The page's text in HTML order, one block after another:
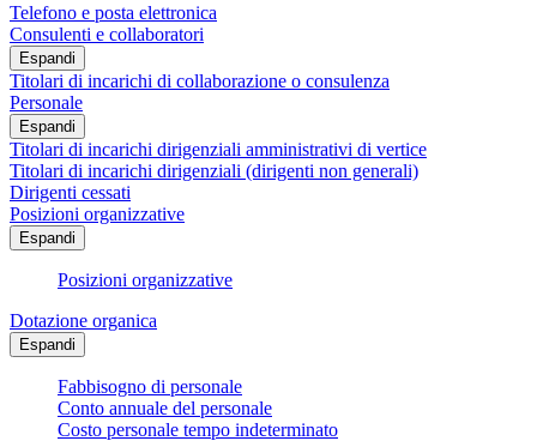
Telefono e posta elettronica
Consulenti e collaboratori
Espandi
Titolari di incarichi di collaborazione o consulenza
Personale
Espandi
Titolari di incarichi dirigenziali amministrativi di vertice
Titolari di incarichi dirigenziali (dirigenti non generali)
Dirigenti cessati
Posizioni organizzative
Espandi
Posizioni organizzative
Dotazione organica
Espandi
Fabbisogno di personale
Conto annuale del personale
Costo personale tempo indeterminato